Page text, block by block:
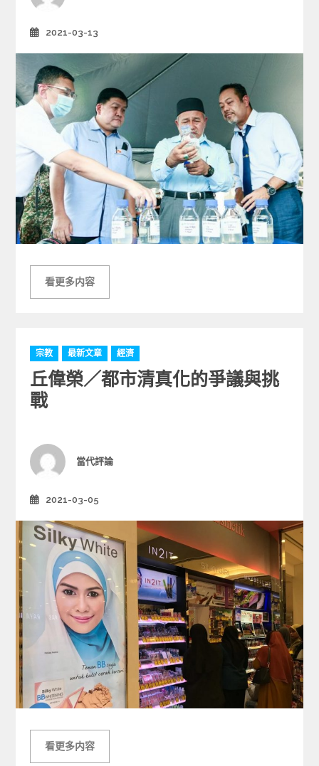
2021-03-13
看更多内容
C
a
e
g
i
e
宗教 最新文章 經濟
丘偉榮／都市清真化的爭議與挑
戰
Author
當代評論
2021-03-05
看更多内容